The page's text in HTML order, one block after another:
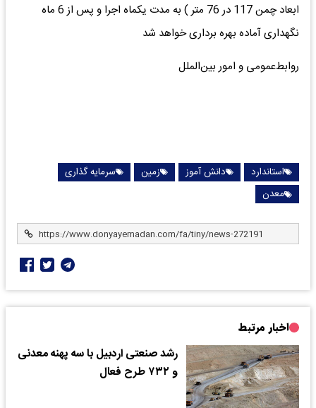
ابعاد چمن 117 در 76 متر ) به مدت یکماه اجرا و پس از 6 ماه
نگهداری آماده بهره برداری خواهد شد
روابط‌عمومی و امور بین‌الملل
استاندارد دانش آموز زمین
سرمایه گذاری
معدن
اخبار مرتبط
رشد صنعتی اردبیل با سه پهنه معدنی
و ۷۳۲ طرح فعال